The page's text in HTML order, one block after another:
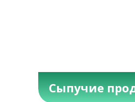
Сыпучие